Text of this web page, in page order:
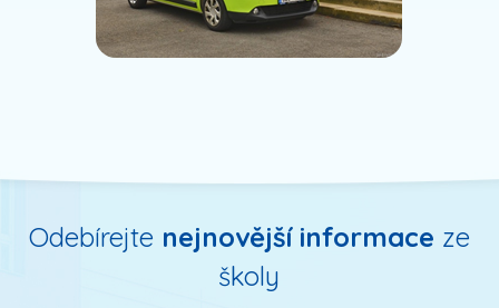
Odebírejte nejnovější informace ze
školy